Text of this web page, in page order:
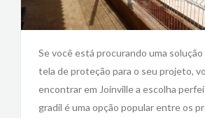
Se você está procurando uma
tela de proteção para o seu projeto,
encontrar em Joinville a escolha
gradil é uma opção popular entre os